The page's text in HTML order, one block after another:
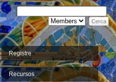
Registre
Recursos